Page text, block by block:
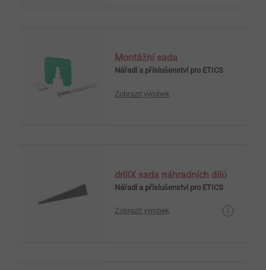
Montážní sada
Nářadí a příslušenství pro ETICS
Zobrazit výrobek
drillX sada náhradních dílů
Nářadí a příslušenství pro ETICS
Zobrazit výrobek